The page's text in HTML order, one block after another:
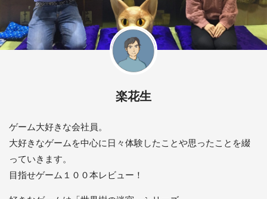
楽花生
ゲーム大好きな会社員。
大好きなゲームを中心に日々体験したことや思ったことを綴
っていきます。
目指せゲーム１００本レビュー！